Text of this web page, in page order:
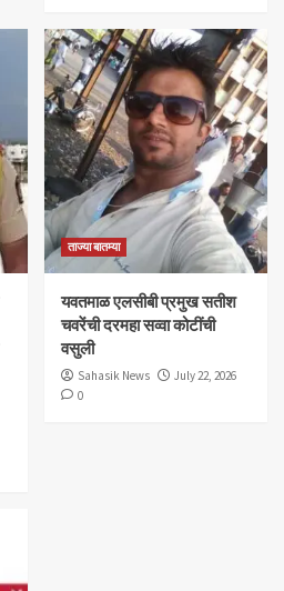
ताज्या बातम्या
यवतमाळ एलसीबी प्रमुख सतीश
चवरेंची दरमहा सव्वा कोटींची
वसुली
Sahasik News
July 22, 2026
0